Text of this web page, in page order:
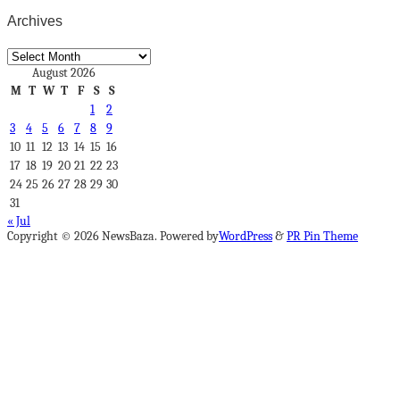
Archives
Archives
August 2026
M T W T F S
S
1
2
3
4 5 6 7 8
9
10 11 12 13 14 15 16
17 18 19 20 21 22 23
24 25 26 27 28 29 30
31
« Jul
Copyright © 2026 NewsBaza. Powered byWordPress&PR Pin Theme